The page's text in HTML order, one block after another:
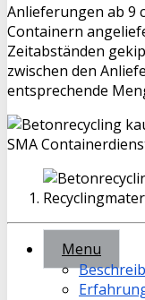
Anlieferungen ab 9
Containern
Zeitabständen
zwischen den
entsprechende
Menu